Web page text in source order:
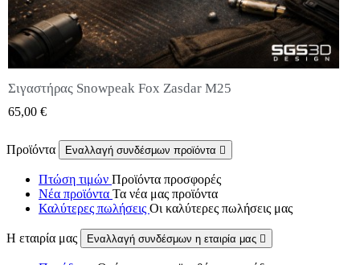
QUICK VIEW
Σιγαστήρας Snowpeak Fox Zasdar M25
65,00 €
Προϊόντα Εναλλαγή συνδέσμων προϊόντα 
Πτώση τιμών Προϊόντα προσφορές
Νέα προϊόντα Τα νέα μας προϊόντα
Καλύτερες πωλήσεις Οι καλύτερες πωλήσεις μας
Η εταιρία μας Εναλλαγή συνδέσμων η εταιρία μας 